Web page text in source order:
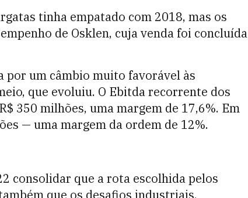
tinha empatado com 2018, mas os
de Osklen, cuja venda foi concluída
por um câmbio muito favorável às
que evoluiu. O Ebitda recorrente dos
350 milhões, uma margem de 17,6%. Em
— uma margem da ordem de 12%.
consolidar que a rota escolhida pelos